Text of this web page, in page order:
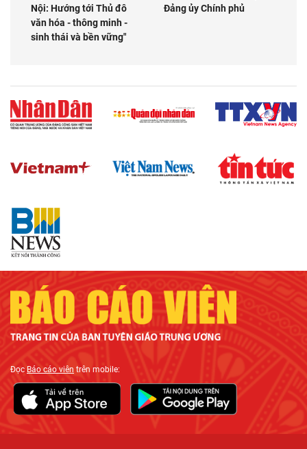
Nội: Hướng tới Thủ đô
văn hóa - thông minh -
sinh thái và bền vững"
Đảng ủy Chính phủ
ĐọcBáo cáo viên trên mobile: